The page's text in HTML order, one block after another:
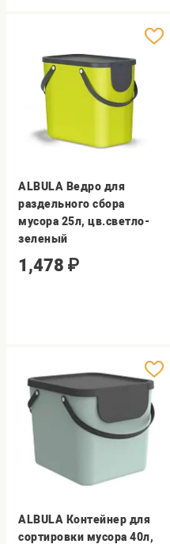
ALBULA Ведро для
раздельного сбора
мусора 25л, цв.светло-
зеленый
1,478 ₽
ALBULA Контейнер для
сортировки мусора 40л,